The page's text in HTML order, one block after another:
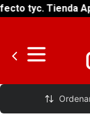
tyc. Tienda
Falda